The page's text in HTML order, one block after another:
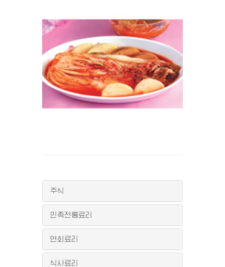
주식
민족전통료리
연회료리
식사료리